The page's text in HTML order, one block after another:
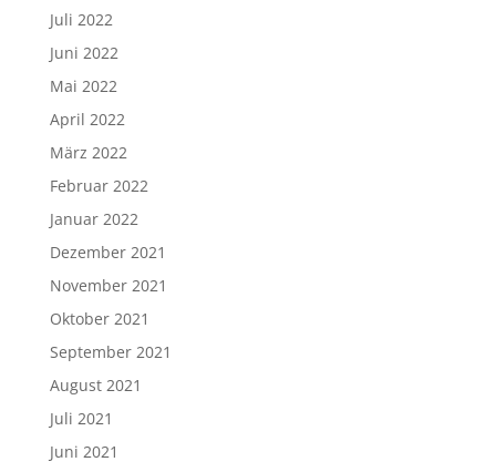
Juli 2022
Juni 2022
Mai 2022
April 2022
März 2022
Februar 2022
Januar 2022
Dezember 2021
November 2021
Oktober 2021
September 2021
August 2021
Juli 2021
Juni 2021